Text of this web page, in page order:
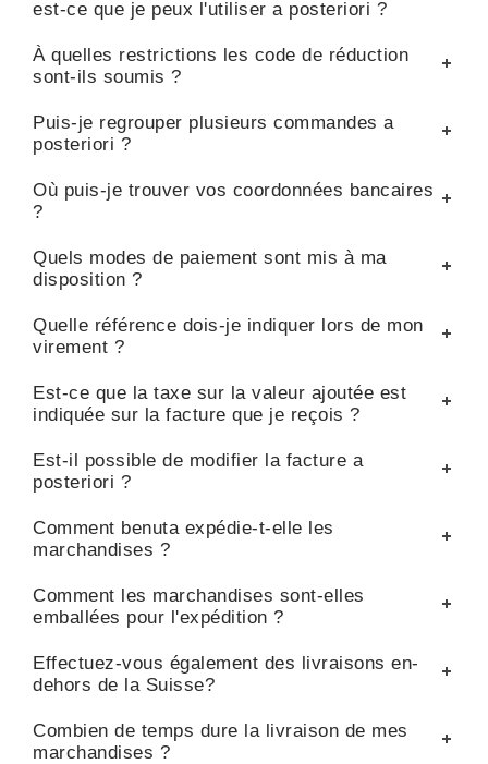
est-ce que je peux l'utiliser a posteriori ?
À quelles restrictions les code de réduction
sont-ils soumis ?
Puis-je regrouper plusieurs commandes a
posteriori ?
Où puis-je trouver vos coordonnées bancaires
?
Quels modes de paiement sont mis à ma
disposition ?
Quelle référence dois-je indiquer lors de mon
virement ?
Est-ce que la taxe sur la valeur ajoutée est
indiquée sur la facture que je reçois ?
Est-il possible de modifier la facture a
posteriori ?
Comment benuta expédie-t-elle les
marchandises ?
Comment les marchandises sont-elles
emballées pour l'expédition ?
Effectuez-vous également des livraisons en-
dehors de la Suisse?
Combien de temps dure la livraison de mes
marchandises ?